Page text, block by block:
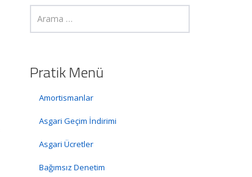
Pratik Menü
Amortismanlar
Asgari Geçim İndirimi
Asgari Ücretler
Bağımsız Denetim